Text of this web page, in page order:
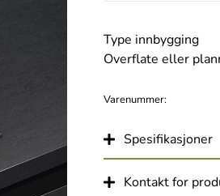
Type innbygging
Overflate eller
Varenummer:
Spesifikasjoner
Kontakt for